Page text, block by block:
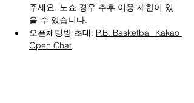
주세요. 노쇼 경우 추후 이용 제한이 있
을 수 있습니다.
오픈채팅방 초대: P.B. Basketball Kakao
Open Chat